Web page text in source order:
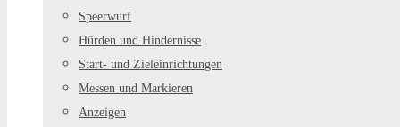
Speerwurf
Hürden und Hindernisse
Start- und Zieleinrichtungen
Messen und Markieren
Anzeigen